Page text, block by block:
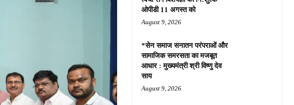
ओपीडी 11 अगस्त को
August 9, 2026
*सेन समाज सनातन परंपराओं और
सामाजिक समरसता का मजबूत
आधार : मुख्यमंत्री श्री विष्णु देव
साय
August 9, 2026